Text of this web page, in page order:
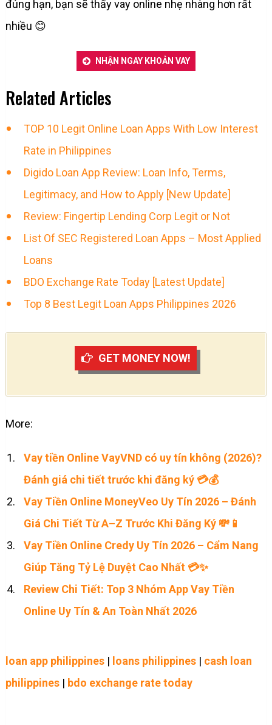
đúng hạn, bạn sẽ thấy vay online nhẹ nhàng hơn rất
nhiều 😊
NHẬN NGAY KHOẢN VAY
Related Articles
TOP 10 Legit Online Loan Apps With Low Interest
Rate in Philippines
Digido Loan App Review: Loan Info, Terms,
Legitimacy, and How to Apply [New Update]
Review: Fingertip Lending Corp Legit or Not
List Of SEC Registered Loan Apps – Most Applied
Loans
BDO Exchange Rate Today [Latest Update]
Top 8 Best Legit Loan Apps Philippines 2026
GET MONEY NOW!
More:
Vay tiền Online VayVND có uy tín không (2026)?
Đánh giá chi tiết trước khi đăng ký 💳💰
Vay Tiền Online MoneyVeo Uy Tín 2026 – Đánh
Giá Chi Tiết Từ A–Z Trước Khi Đăng Ký 💸📱
Vay Tiền Online Credy Uy Tín 2026 – Cẩm Nang
Giúp Tăng Tỷ Lệ Duyệt Cao Nhất 💳✨
Review Chi Tiết: Top 3 Nhóm App Vay Tiền
Online Uy Tín & An Toàn Nhất 2026
loan app philippines| loans philippines| cash loan
philippines| bdo exchange rate today